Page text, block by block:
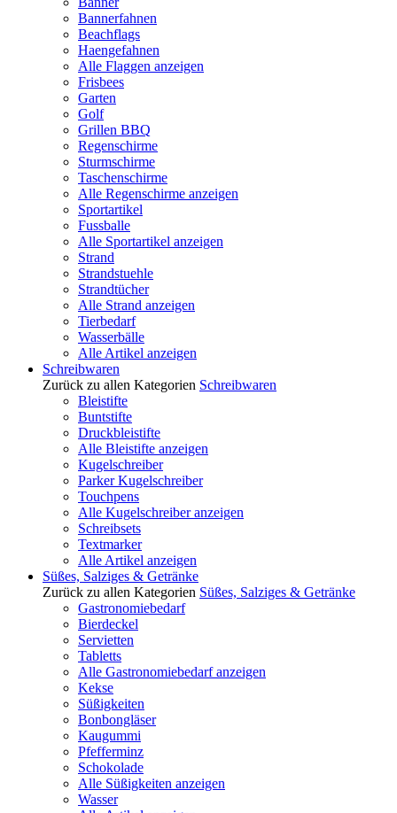
Bannerfahnen
Beachflags
Haengefahnen
Alle Flaggen anzeigen
Frisbees
Garten
Golf
Grillen BBQ
Regenschirme
Sturmschirme
Taschenschirme
Alle Regenschirme anzeigen
Sportartikel
Fussballe
Alle Sportartikel anzeigen
Strand
Strandstuehle
Strandtücher
Alle Strand anzeigen
Tierbedarf
Wasserbälle
Alle Artikel anzeigen
Schreibwaren
Zurück zu allen Kategorien Schreibwaren
Bleistifte
Buntstifte
Druckbleistifte
Alle Bleistifte anzeigen
Kugelschreiber
Parker Kugelschreiber
Touchpens
Alle Kugelschreiber anzeigen
Schreibsets
Textmarker
Alle Artikel anzeigen
Süßes, Salziges & Getränke
Zurück zu allen Kategorien Süßes, Salziges & Getränke
Gastronomiebedarf
Bierdeckel
Servietten
Tabletts
Alle Gastronomiebedarf anzeigen
Kekse
Süßigkeiten
Bonbongläser
Kaugummi
Pfefferminz
Schokolade
Alle Süßigkeiten anzeigen
Wasser